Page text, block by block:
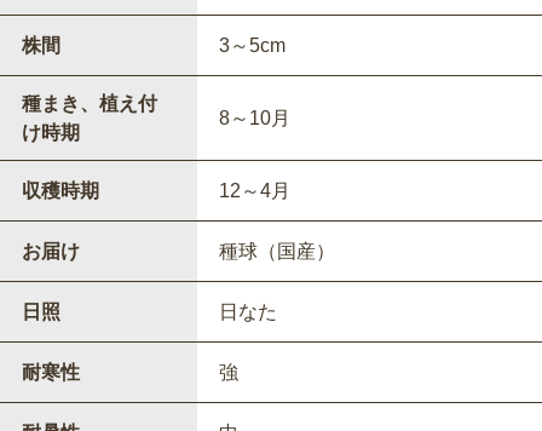
株間 3～5cm
種まき、植え付
け時期
8～10月
収穫時期 12～4月
お届け 種球（国産）
日照 日なた
耐寒性 強